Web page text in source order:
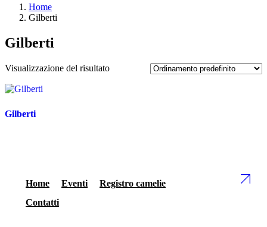
Home
Gilberti
Gilberti
Visualizzazione del risultato
Gilberti
Home Eventi
Registro camelie
Contatti